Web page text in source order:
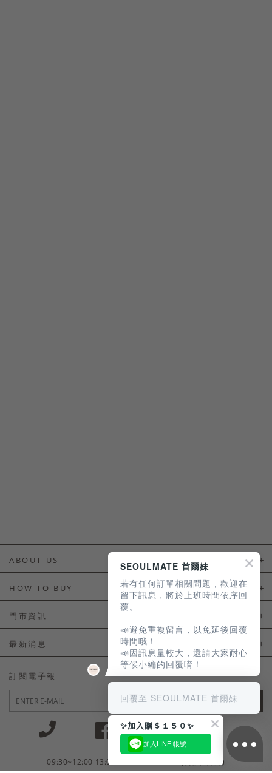
ABOUT US
HOW TO BUY
如何購買
會員常見問題
訂單常見問題
商品售後服務
電子發票
門市資訊
門市資訊
最新消息
LINE官方會員活動
訂閱電子報
JOIN
09:30~12:00 13:00~18:30 / Mon - Fri(例假日除外)
SEOULMATE 首爾妹
若有任何訂單相關問題，歡迎在
留下訊息，將於上班時間依序回
覆。
📣避免重複留言，以免延後回覆
時間哦！
📣因訊息量較大，還請大家耐心
等候小編的回覆唷！
回覆至 SEOULMATE 首爾妹
✨加入贈＄１５０✨
加入LINE 帳號